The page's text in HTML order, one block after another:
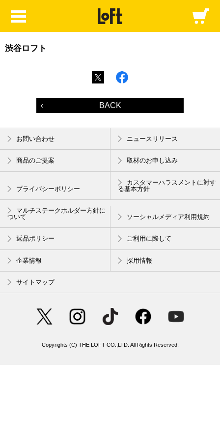
渋谷ロフト
BACK
お問い合わせ ニュースリリース
商品のご提案 取材のお申し込み
プライバシーポリシー
カスタマーハラスメントに対す
る基本方針
マルチステークホルダー方針に
ついて
ソーシャルメディア利用規約
返品ポリシー ご利用に際して
企業情報 採用情報
サイトマップ
Copyrights (C) THE LOFT CO.,LTD. All Rights Reserved.